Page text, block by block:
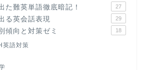
た難英単語徹底暗記！ 27
る英会話表現 29
傾向と対策ゼミ 18
英語対策